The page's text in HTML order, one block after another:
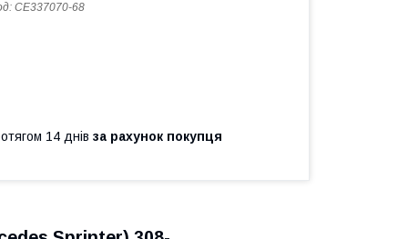
CE337070-68
14 днів за рахунок покупця